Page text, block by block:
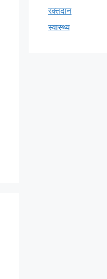
रक्तदान
स्वास्थ्य